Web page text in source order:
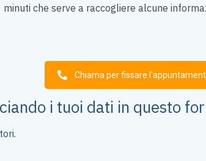
che serve a raccogliere alcune
Chiama per fissare
i tuoi dati in questo